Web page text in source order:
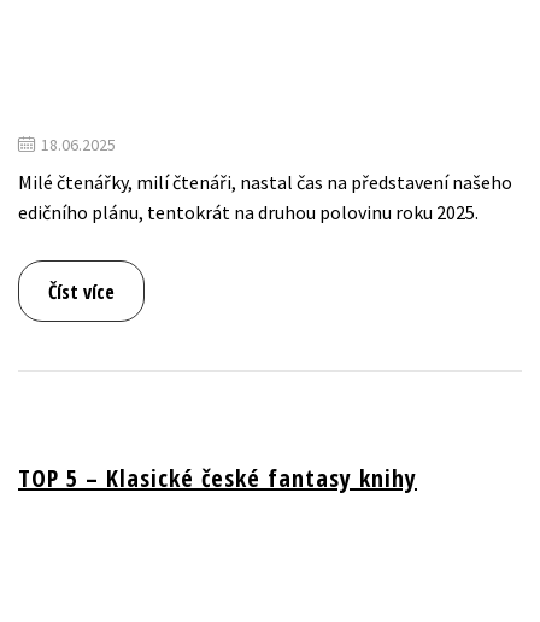
18.06.2025
Milé čtenářky, milí čtenáři, nastal čas na představení našeho
edičního plánu, tentokrát na druhou polovinu roku 2025.
Číst více
TOP 5 – Klasické české fantasy knihy